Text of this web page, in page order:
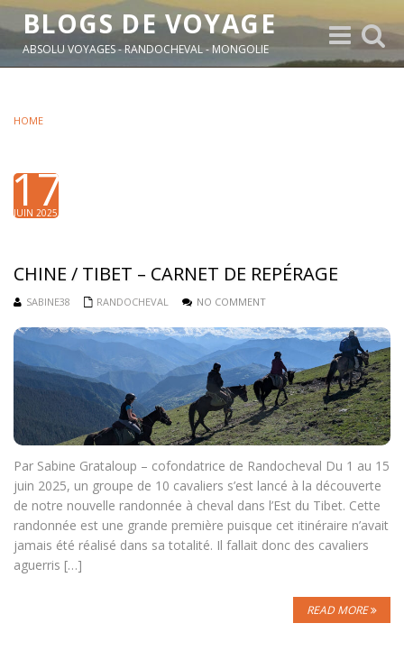
BLOGS DE VOYAGE
ABSOLU VOYAGES - RANDOCHEVAL - MONGOLIE
Toggle
search
Toggle
navigation
HOME
17
JUIN 2025
CHINE / TIBET – CARNET DE REPÉRAGE
SABINE38 RANDOCHEVAL NO COMMENT
Par Sabine Grataloup – cofondatrice de Randocheval Du 1 au 15
juin 2025, un groupe de 10 cavaliers s’est lancé à la découverte
de notre nouvelle randonnée à cheval dans l’Est du Tibet. Cette
randonnée est une grande première puisque cet itinéraire n’avait
jamais été réalisé dans sa totalité. Il fallait donc des cavaliers
aguerris […]
READ MORE